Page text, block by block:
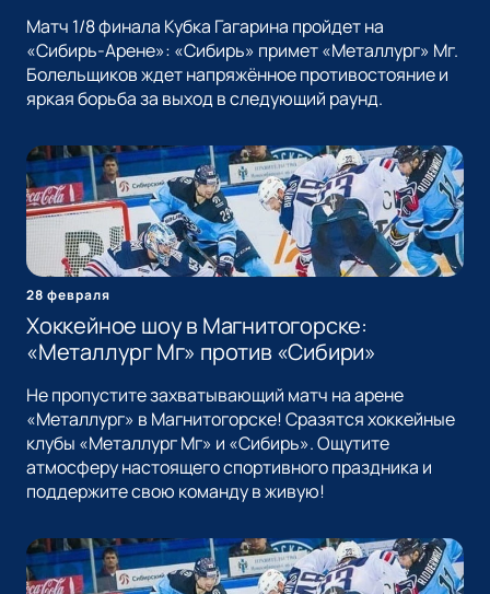
Матч 1/8 финала Кубка Гагарина пройдет на
«Сибирь-Арене»: «Сибирь» примет «Металлург» Мг.
Болельщиков ждет напряжённое противостояние и
яркая борьба за выход в следующий раунд.
28 февраля
Хоккейное шоу в Магнитогорске:
«Металлург Мг» против «Сибири»
Не пропустите захватывающий матч на арене
«Металлург» в Магнитогорске! Сразятся хоккейные
клубы «Металлург Мг» и «Сибирь». Ощутите
атмосферу настоящего спортивного праздника и
поддержите свою команду в живую!